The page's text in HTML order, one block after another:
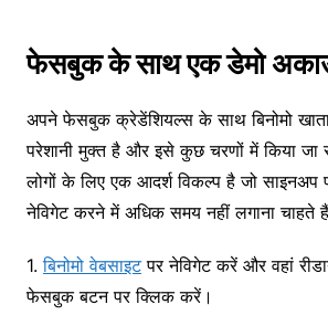
फेसबुक के साथ एक डेमो
अपने फेसबुक क्रेडेंशियल्स के साथ बिनोमो
परेशानी मुक्त है और इसे कुछ चरणों में किया
लोगों के लिए एक आदर्श विकल्प है जो साइनअप
नेविगेट करने में अधिक समय नहीं लगाना चाहते
1.बिनोमो वेबसाइटपर नेविगेट करें और वहां
फेसबुक बटन पर क्लिक करें।